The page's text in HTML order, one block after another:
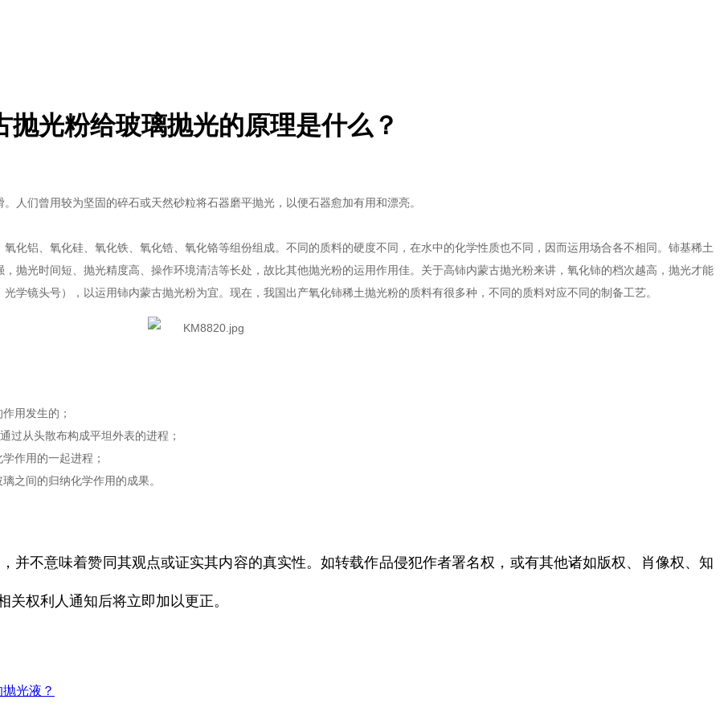
光粉给玻璃抛光的原理是什么？
人们曾用较为坚固的碎石或天然砂粒将石器磨平抛光，以便石器愈加有用和漂亮。
化铝、氧化硅、氧化铁、氧化锆、氧化铬等组份组成。不同的质料的硬度不同，在水中的化学性质也不同，因而运用场合各不相同。铈基稀土
抛光时间短、抛光精度高、操作环境清洁等长处，故比其他抛光粉的运用作用佳。关于高铈内蒙古抛光粉来讲，氧化铈的档次越高，抛光才能
学镜头号），以运用铈内蒙古抛光粉为宜。现在，我国出产氧化铈稀土抛光粉的质料有很多种，不同的质料对应不同的制备工艺。
用发生的；
过从头散布构成平坦外表的进程；
学作用的一起进程；
之间的归纳化学作用的成果。
并不意味着赞同其观点或证实其内容的真实性。如转载作品侵犯作者署名权，或有其他诸如版权、肖像权、知
权利人通知后将立即加以更正。
光液？